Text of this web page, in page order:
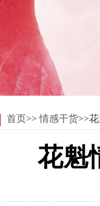
首页>>情感干货>>
花魁